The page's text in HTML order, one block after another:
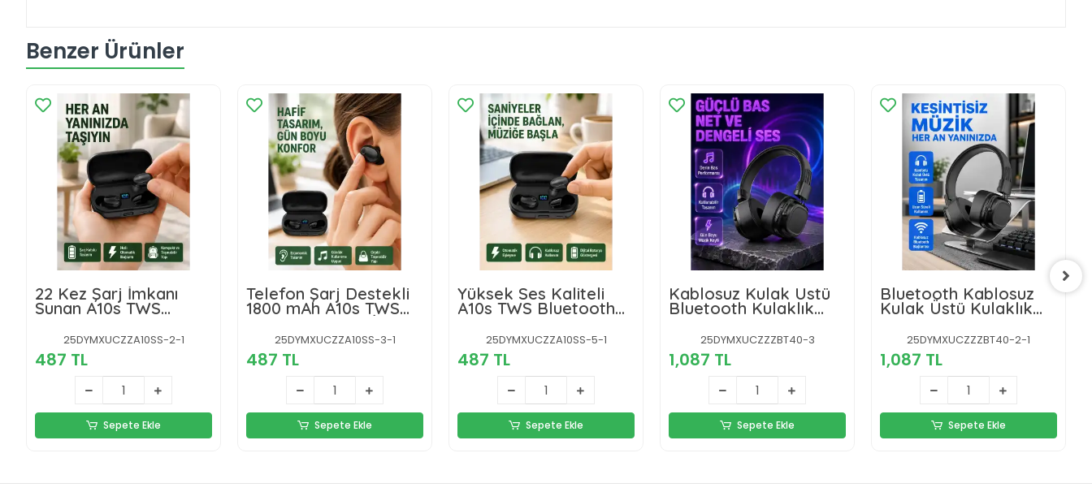
Benzer Ürünler
22 Kez Şarj İmkanı
Sunan A10s TWS
Kulaklık Yeni Nesil
25DYMXUCZZA10SS-2-1
487 TL
Sepete Ekle
Telefon Şarj Destekli
1800 mAh A10s TWS
Kablosuz Kulak İçi
Kulaklık Yeni Nesil
25DYMXUCZZA10SS-3-1
487 TL
Sepete Ekle
Yüksek Ses Kaliteli
A10s TWS Bluetooth
Yeni Nesil
25DYMXUCZZA10SS-5-1
487 TL
Sepete Ekle
Kablosuz Kulak Üstü
Bluetooth Kulaklık
Katlanabilir Tasarım
25DYMXUCZZZBT40-3
1,087 TL
Sepete Ekle
Bluetooth Kablosuz
Kulak Üstü Kulaklık
ve Şık Tasarımlı
25DYMXUCZZZBT40-2-1
1,087 TL
Sepete Ekle